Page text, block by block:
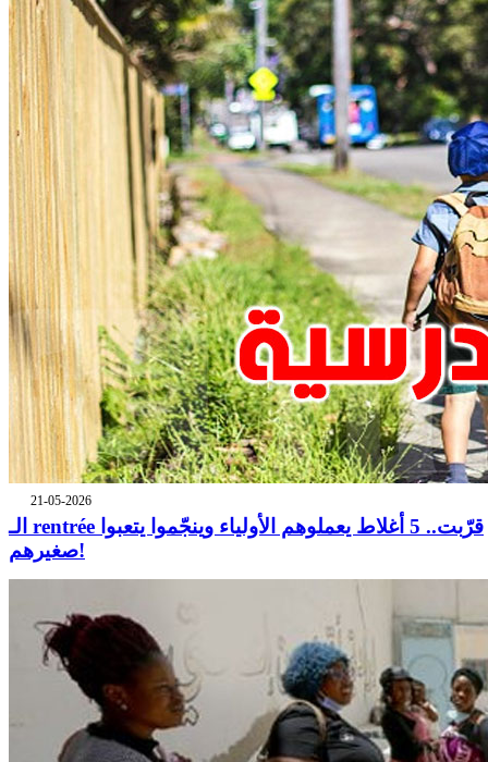
21-05-2026
الـ rentrée قرّبت.. 5 أغلاط يعملوهم الأولياء وينجّموا يتعبوا
صغيرهم!